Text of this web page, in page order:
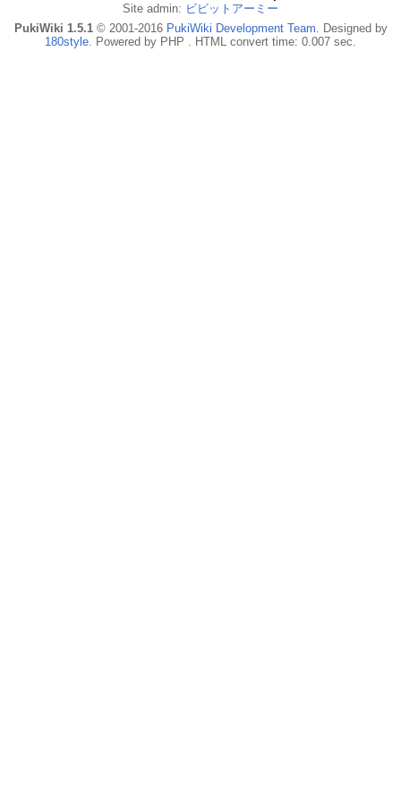
Site admin: ビビットアーミー
PukiWiki 1.5.1© 2001-2016 PukiWiki Development Team . Designed by
180style . Powered by PHP . HTML convert time: 0.007 sec.